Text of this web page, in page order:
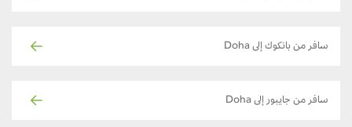
سافر من بانكوك إلى Doha
سافر من جايبور إلى Doha